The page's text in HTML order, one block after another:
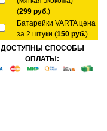
(299 руб.)
Батарейки VARTA цена
за 2 штуки (150 руб.)
ДОСТУПНЫ СПОСОБЫ
ОПЛАТЫ: